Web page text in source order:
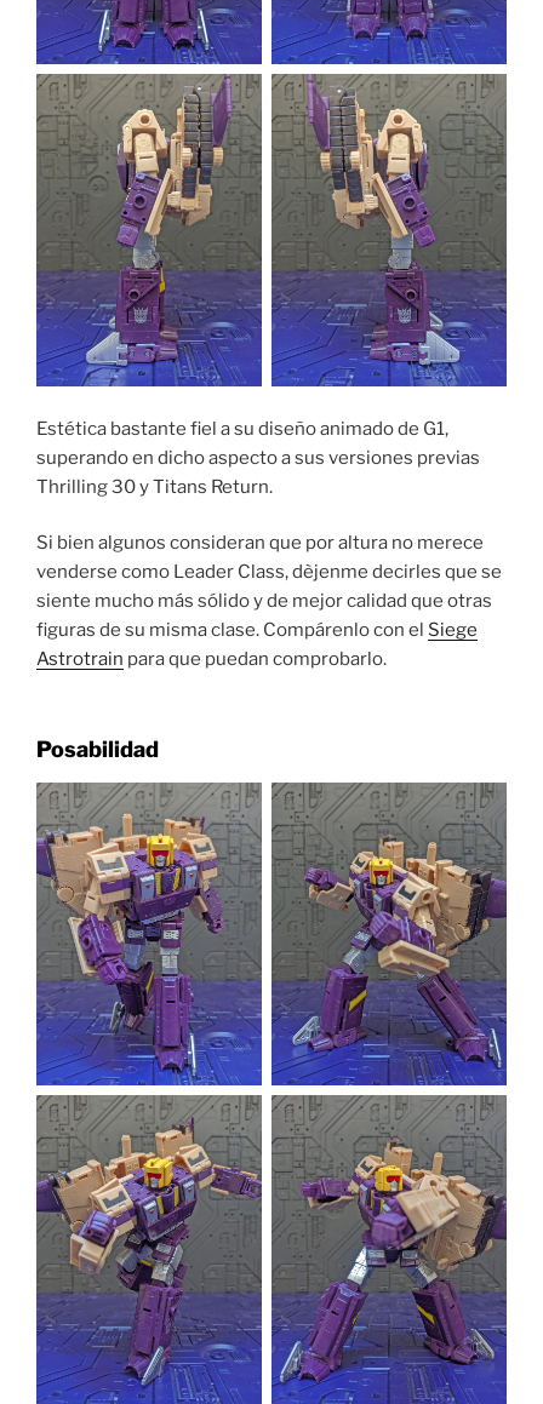
Estética bastante fiel a su diseño animado de G1,
superando en dicho aspecto a sus versiones previas
Thrilling 30 y Titans Return.
Si bien algunos consideran que por altura no merece
venderse como Leader Class, dèjenme decirles que se
siente mucho más sólido y de mejor calidad que otras
figuras de su misma clase. Compárenlo con el Siege
Astrotrain para que puedan comprobarlo.
Posabilidad